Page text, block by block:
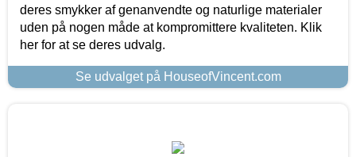
deres smykker af genanvendte og naturlige materialer
uden på nogen måde at kompromittere kvaliteten. Klik
her for at se deres udvalg.
Se udvalget på HouseofVincent.com